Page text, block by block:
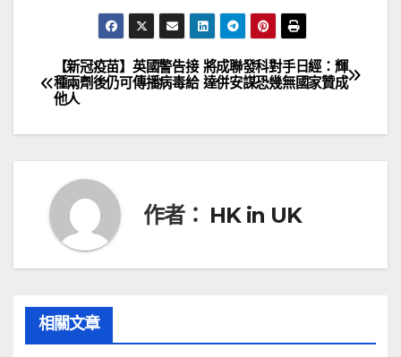
文
章
覽
將成聯發科對手日經：輝
達併安謀恐幾無國家贊成
【新冠疫苗】英國警告接
種兩劑後仍可傳播病毒給
他人
作者： HK in UK
相關文章